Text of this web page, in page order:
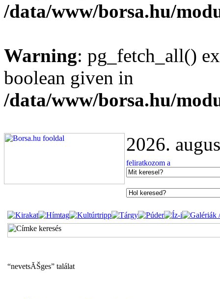
/data/www/borsa.hu/
Warning: pg_fetch_all()
boolean given in
/data/www/borsa.hu/
2026.
“nevetsĂŠges” találat